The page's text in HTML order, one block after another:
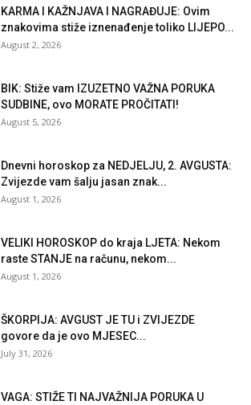
KARMA I KAŽNJAVA I NAGRAĐUJE: Ovim
znakovima stiže iznenađenje toliko LIJEPO...
August 2, 2026
BIK: Stiže vam IZUZETNO VAŽNA PORUKA
SUDBINE, ovo MORATE PROČITATI!
August 5, 2026
Dnevni horoskop za NEDJELJU, 2. AVGUSTA:
Zvijezde vam šalju jasan znak...
August 1, 2026
VELIKI HOROSKOP do kraja LJETA: Nekom
raste STANJE na računu, nekom...
August 1, 2026
ŠKORPIJA: AVGUST JE TU i ZVIJEZDE
govore da je ovo MJESEC...
July 31, 2026
VAGA: STIŽE TI NAJVAŽNIJA PORUKA U